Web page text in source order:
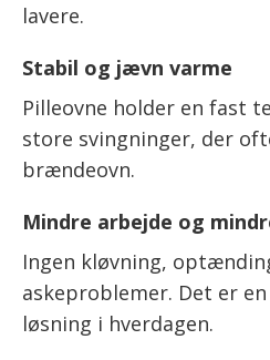
lavere.
Stabil og jævn varme
Pilleovne holder en fast
store svingninger, der
brændeovn.
Mindre arbejde og
Ingen kløvning,
askeproblemer. Det er
løsning i hverdagen.